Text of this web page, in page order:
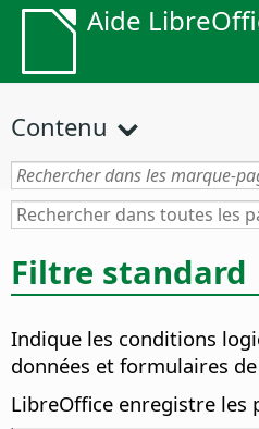
Aide
Contenu
Filtre standard
Indique les conditions
données et formulaires
LibreOffice enregistre les